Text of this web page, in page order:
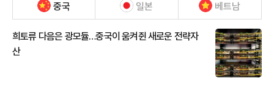
중국 일본 베트남
희토류 다음은 광모듈…중국이 움켜쥔 새로운 전략자
산